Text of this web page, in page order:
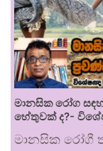
මානසික රෝග
හේතුවක් ද?-
මානසික රෝගී